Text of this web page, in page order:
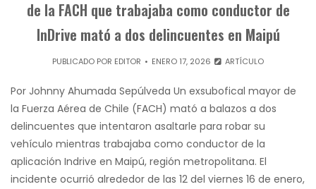
de la FACH que trabajaba como conductor de
InDrive mató a dos delincuentes en Maipú
PUBLICADO POR EDITOR ENERO 17, 2026 ARTÍCULO
Por Johnny Ahumada Sepúlveda Un exsubofical mayor de
la Fuerza Aérea de Chile (FACH) mató a balazos a dos
delincuentes que intentaron asaltarle para robar su
vehículo mientras trabajaba como conductor de la
aplicación Indrive en Maipú, región metropolitana. El
incidente ocurrió alrededor de las 12 del viernes 16 de enero,